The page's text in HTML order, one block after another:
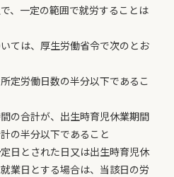
、一定の範囲で就労することは
ては、厚生労働省令で次のとお
定労働日数の半分以下であるこ
の合計が、出生時育児休業期間
の半分以下であること
日とされた日又は出生時育児休
業日とする場合は、当該日の労